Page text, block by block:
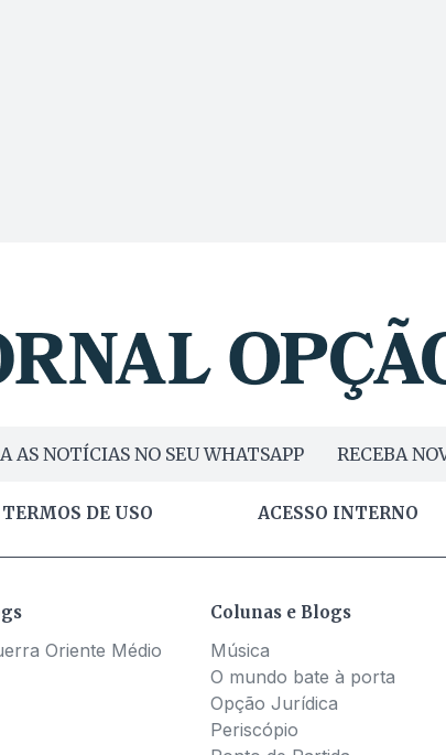
AS NOTÍCIAS NO SEU WHATSAPP RECEBA
TERMOS DE USO ACESSO INTERNO
Oriente Médio
Colunas e Blogs
Música
O mundo bate à porta
Opção Jurídica
Periscópio